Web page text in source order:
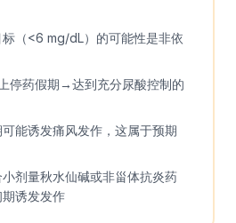
（<6 mg/dL）的可能性是非依
停药假期→达到充分尿酸控制的
能诱发痛风发作，这属于预期
剂量秋水仙碱或非甾体抗炎药
诱发发作